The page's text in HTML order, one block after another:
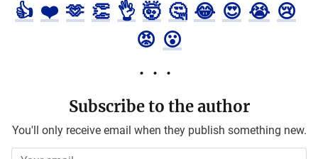
👍 ❤️ 🫶 👏 👌 🤯 🤔 😂 😍 😭 😢
😡 😮
Subscribe to the author
You'll only receive email when they publish something new.